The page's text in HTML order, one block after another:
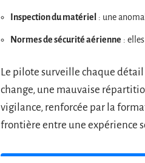
Inspection du matériel : une
Normes de sécurité aérienne :
Le pilote surveille chaque
change, une mauvaise
vigilance, renforcée par la
frontière entre une expérience